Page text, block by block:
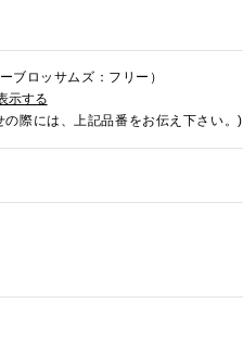
ブロッサムズ：フリー）
示する
の際には、上記品番をお伝え下さい。)